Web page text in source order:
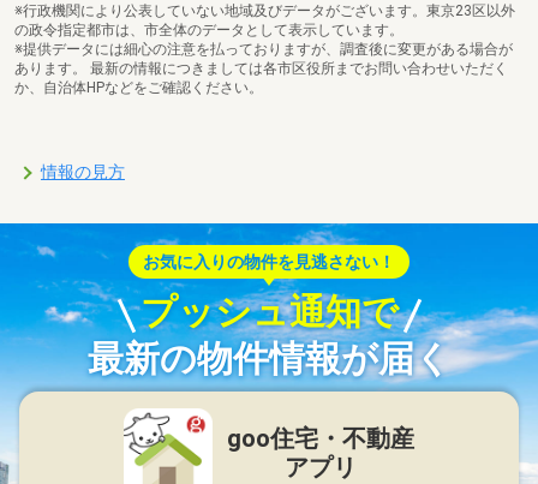
※行政機関により公表していない地域及びデータがございます。東京23区以外
の政令指定都市は、市全体のデータとして表示しています。
※提供データには細心の注意を払っておりますが、調査後に変更がある場合が
あります。 最新の情報につきましては各市区役所までお問い合わせいただく
か、自治体HPなどをご確認ください。
情報の見方
お気に入りの物件を見逃さない！
プッシュ通知で
最新の物件情報が届く
goo住宅・不動産
アプリ